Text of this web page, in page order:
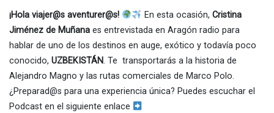
¡Hola viajer@s aventurer@s! En esta ocasión, Cristina
Jiménez de Muñana es entrevistada en Aragón radio para
hablar de uno de los destinos en auge, exótico y todavía poco
conocido, UZBEKISTÁN. Te transportarás a la historia de
Alejandro Magno y las rutas comerciales de Marco Polo.
¿Preparad@s para una experiencia única? Puedes escuchar el
Podcast en el siguiente enlace